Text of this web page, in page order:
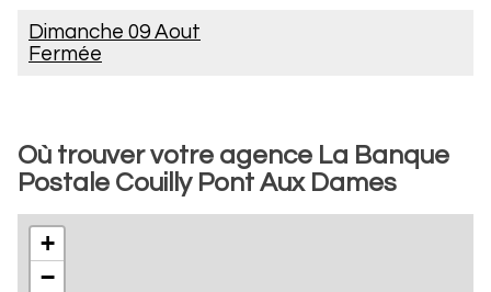
Dimanche 09 Aout
Fermée
Où trouver votre agence La Banque
Postale Couilly Pont Aux Dames
+
−